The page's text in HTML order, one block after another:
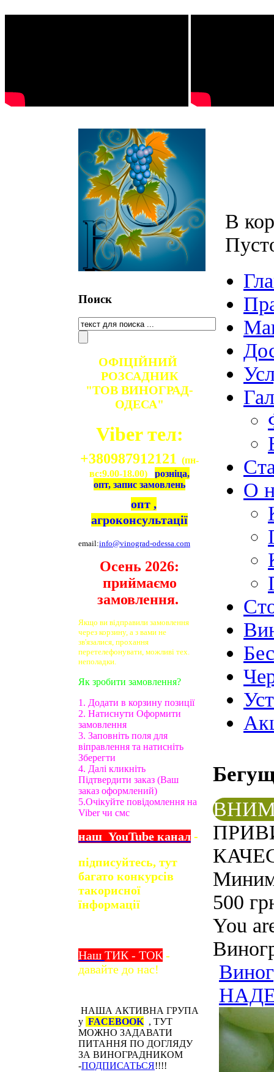
Поиск
ОФІЦІЙНИЙ
РОЗСАДНИК
"ТОВ ВИНОГРАД-
ОДЕСА"
Viber тел:
+380987912121 (пн-
вс:9.00-18.00) розніца,
опт, запис замовлень
опт ,
агроконсультації
email:info@vinograd-odessa.com
Осень 2026:
приймаємо
замовлення.
Якщо ви відправили замовлення
через корзину, а з вами не
зв'язалися, прохання
перетелефонувати, можливі тех.
неполадки.
Як зробити замовлення?
1. Додати в корзину позиції
2. Натиснути Оформити
замовлення
3. Заповніть поля для
віправлення та натисніть
Зберегти
4. Далі кликніть
Підтвердити заказ (Ваш
заказ оформлений)
5.Очікуйте повідомлення на
Viber чи смс
наш YouTube канал -
підписуйтесь, тут
багато конкурсів
такорисної
їнформації
Наш ТИК - ТОК -
давайте до нас!
НАША АКТИВНА ГРУПА
у FACEBOOK, ТУТ
МОЖНО ЗАДАВАТИ
ПИТАННЯ ПО ДОГЛЯДУ
ЗА ВИНОГРАДНИКОМ
-ПОДПИСАТЬСЯ!!!!
В
О
500
You